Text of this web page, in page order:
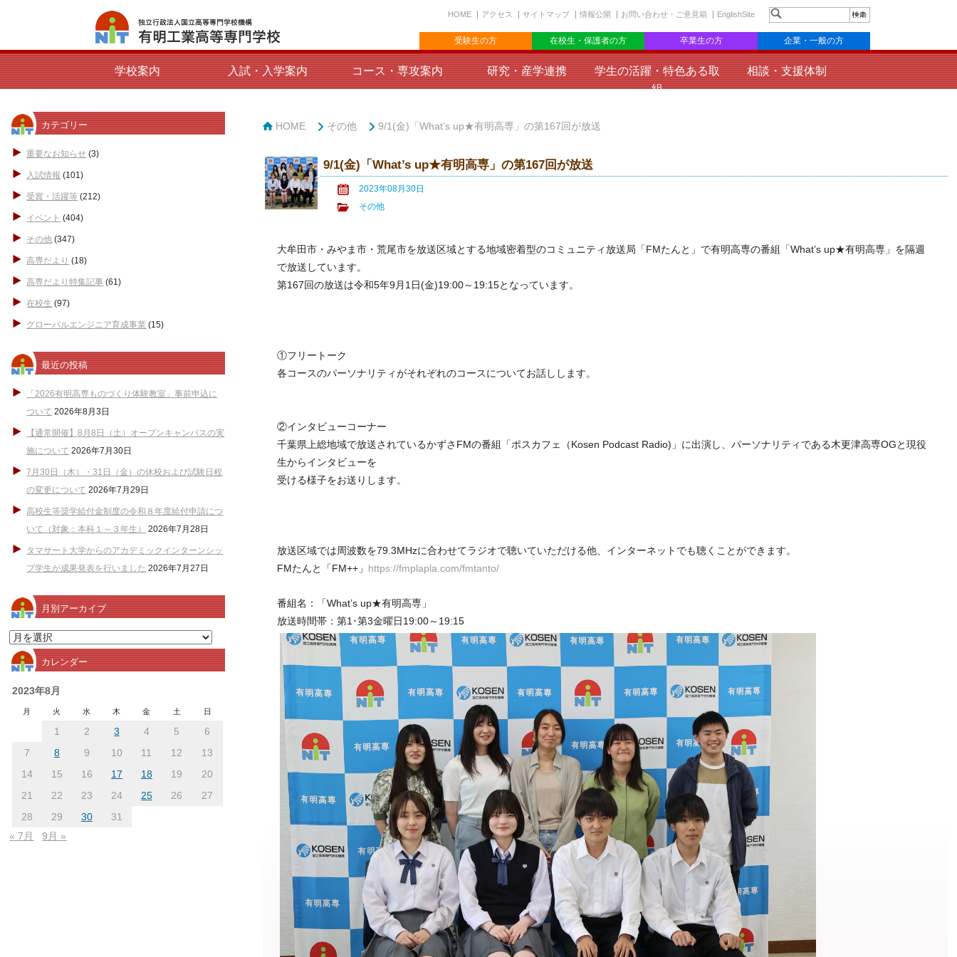
HOME アクセス サイトマップ 情報公開 お問い合わせ・ご意見箱 EnglishSite
受験生の方 在校生・保護者の方 卒業生の方 企業・一般の方
学校案内 入試・入学案内 コース・専攻案内 研究・産学連携
学生の活躍・特色ある取
組
相談・支援体制
カテゴリー
重要なお知らせ (3)
入試情報 (101)
受賞・活躍等 (212)
イベント (404)
その他 (347)
高専だより (18)
高専だより特集記事 (61)
在校生 (97)
グローバルエンジニア育成事業 (15)
最近の投稿
「2026有明高専ものづくり体験教室」事前申込に
ついて 2026年8月3日
【通常開催】8月8日（土）オープンキャンパスの実
施について 2026年7月30日
7月30日（木）・31日（金）の休校および試験日程
の変更について 2026年7月29日
高校生等奨学給付金制度の令和８年度給付申請につ
いて（対象：本科１～３年生）
2026年7月28日
タマサート大学からのアカデミックインターンシッ
プ学生が成果発表を行いました 2026年7月27日
月別アーカイブ
月
別
ア
ー
カレンダー
2023年8月
月 火 水 木 金 土 日
1 2 3 4 5
6
7
8 9 10 11 12
13
14
15 16 17 18 19
20
21
22 23 24 25 26
27
28
29 30
31
« 7月
9月 »
HOME その他 9/1(金)「What’s up★有明高専」の第167回が放送
9/1(金)「What’s up★有明高専」の第167回が放送
2023年08月30日
その他
大牟田市・みやま市・荒尾市を放送区域とする地域密着型のコミュニティ放送局「FMたんと」で有明高専の番組「What’s up★有明高専」を隔週
で放送しています。
第167回の放送は令和5年9月1日(金)19:00～19:15となっています。
①フリートーク
各コースのパーソナリティがそれぞれのコースについてお話しします。
②インタビューコーナー
千葉県上総地域で放送されているかずさFMの番組「ポスカフェ（Kosen Podcast Radio)」に出演し、パーソナリティである木更津高専OGと現役
生からインタビューを
受ける様子をお送りします。
放送区域では周波数を79.3MHzに合わせてラジオで聴いていただける他、インターネットでも聴くことができます。
FMたんと「FM++」 https://fmplapla.com/fmtanto/
番組名：「What’s up★有明高専」
放送時間帯：第1･第3金曜日19:00～19:15